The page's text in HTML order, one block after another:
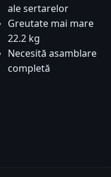
ale sertarelor
Greutate mai mare
22.2 kg
Necesită asamblare
completă